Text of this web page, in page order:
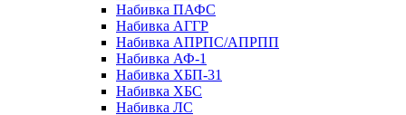
Набивка ПАФС
Набивка АГГР
Набивка АПРПС/АПРПП
Набивка АФ-1
Набивка ХБП-31
Набивка ХБС
Набивка ЛС